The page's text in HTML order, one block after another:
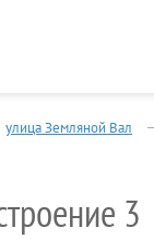
улица Земляной Вал
3